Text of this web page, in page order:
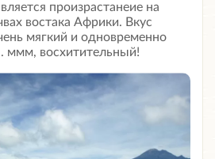
произрастанеие на
востака Африки. Вкус
мягкий и одновременно
ммм, восхитительный!